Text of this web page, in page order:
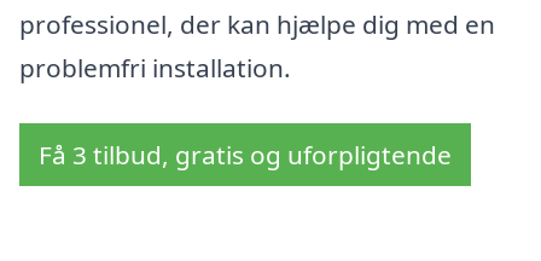
professionel, der kan hjælpe dig med en
problemfri installation.
Få 3 tilbud, gratis og uforpligtende